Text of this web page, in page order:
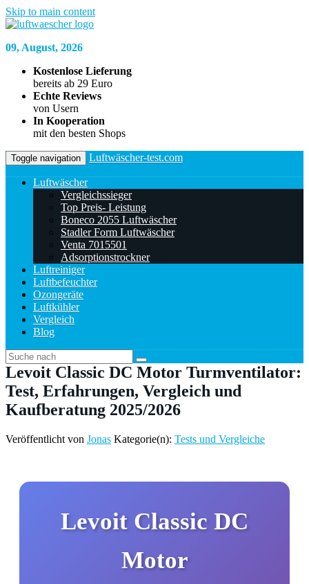
Skip to main content
09, August, 2026
Kostenlose Lieferung
bereits ab 29 Euro
Echte Reviews
von Usern
In Kooperation
mit den besten Shops
Toggle navigation Luftwäscher-test.com
Luftwäscher
Vergleichssieger
Top Preis- Leistung
Boneco 2055 Luftwäscher
Stadler Form Luftwäscher
Venta 7015501
Adsorptionstrockner
Luftreiniger
Luftbefeuchter
Ozongeräte
Luftkühler
Vergleich
Blog
Levoit Classic DC Motor Turmventilator:
Test, Erfahrungen, Vergleich und
Kaufberatung 2025/2026
Veröffentlicht von Jonas Kategorie(n): Tests und Vergleiche
Levoit Classic DC
Motor